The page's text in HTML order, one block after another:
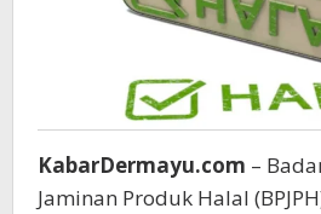
KabarDermayu.com –
Jaminan Produk Halal